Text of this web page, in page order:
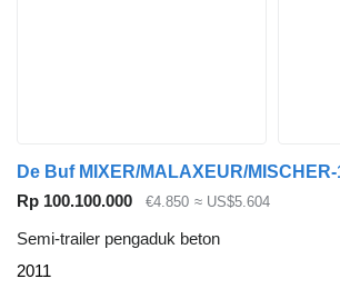
Rp 100.100.000 €4.850 ≈ US$5.604
Semi-trailer pengaduk beton
2011